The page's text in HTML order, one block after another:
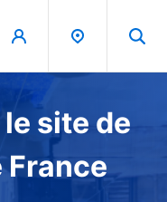
site de
France